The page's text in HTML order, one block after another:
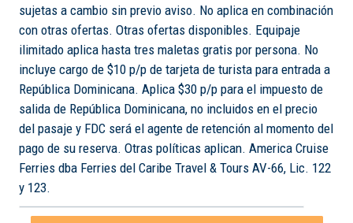
sujetas a cambio sin previo aviso. No aplica en combinación
con otras ofertas. Otras ofertas disponibles. Equipaje
ilimitado aplica hasta tres maletas gratis por persona. No
incluye cargo de $10 p/p de tarjeta de turista para entrada a
República Dominicana. Aplica $30 p/p para el impuesto de
salida de República Dominicana, no incluidos en el precio
del pasaje y FDC será el agente de retención al momento del
pago de su reserva. Otras políticas aplican. America Cruise
Ferries dba Ferries del Caribe Travel & Tours AV-66, Lic. 122
y 123.